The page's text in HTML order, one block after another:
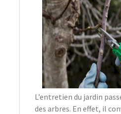
L’entretien du jardin
des arbres. En effet, il